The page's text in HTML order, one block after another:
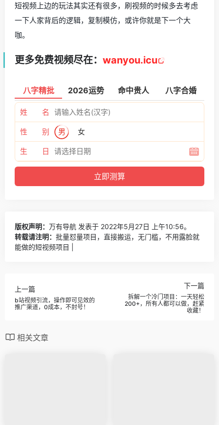
短视频上边的玩法其实还有很多，刷视频的时候多去考虑
一下人家背后的逻辑，复制模仿，或许你就是下一个大
咖。
更多免费视频尽在： wanyou.icu
八字精批 2026运势 命中贵人 八字合婚
姓 名
性 别 男 女
生 日
版权声明： 万有导航 发表于 2022年5月27日 上午10:56。
转载请注明： 批量怼量项目，直接搬运，无门槛，不用露脸就
能做的短视频项目 |
上一篇
b站视频引流，操作即可见效的
推广渠道，0成本，不封号！
下一篇
拆解一个冷门项目：一天轻松
200+，所有人都可以做，赶紧
收藏！
相关文章